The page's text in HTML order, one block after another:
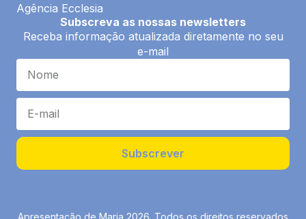
Agência Ecclesia
Subscreva as nossas newsletters
Receba informação atualizada diretamente no seu
e-mail
Subscrever
Apresentação de Maria 2026. Todos os direitos reservados